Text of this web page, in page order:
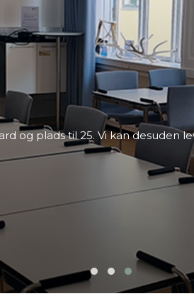
og plads til 25. Vi kan desuden